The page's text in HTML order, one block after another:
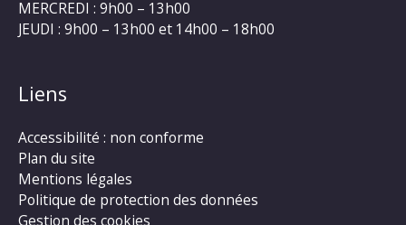
MERCREDI : 9h00 – 13h00
JEUDI : 9h00 – 13h00 et 14h00 – 18h00
Liens
Accessibilité : non conforme
Plan du site
Mentions légales
Politique de protection des données
Gestion des cookies